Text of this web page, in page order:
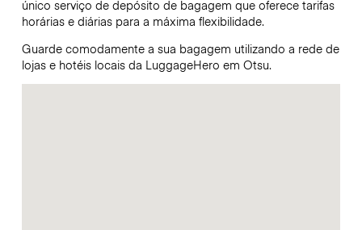
único serviço de depósito de bagagem que oferece tarifas
horárias e diárias para a máxima flexibilidade.
Guarde comodamente a sua bagagem utilizando a rede de
lojas e hotéis locais da LuggageHero em Otsu.